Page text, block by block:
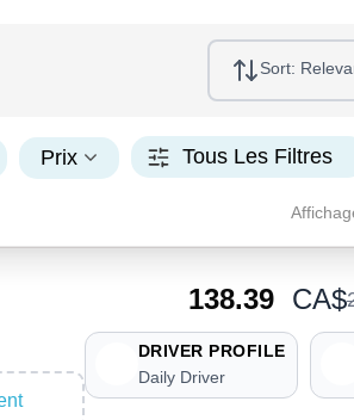
Sort:
Prix Tous Les Filtres
138.39 CA$
DRIVER PROFILE
Daily Driver